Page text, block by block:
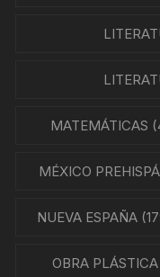
MATEMÁTICAS
MÉXICO
NUEVA ESPAÑA
OBRA PLÁSTICA